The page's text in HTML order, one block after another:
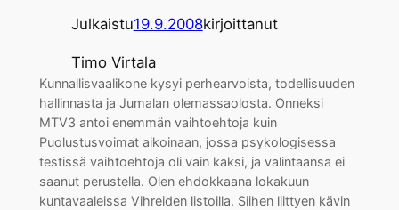
Julkaistu19.9.2008kirjoittanut
Timo Virtala
Kunnallisvaalikone kysyi perhearvoista, todellisuuden
hallinnasta ja Jumalan olemassaolosta. Onneksi
MTV3 antoi enemmän vaihtoehtoja kuin
Puolustusvoimat aikoinaan, jossa psykologisessa
testissä vaihtoehtoja oli vain kaksi, ja valintaansa ei
saanut perustella. Olen ehdokkaana lokakuun
kuntavaaleissa Vihreiden listoilla. Siihen liittyen kävin